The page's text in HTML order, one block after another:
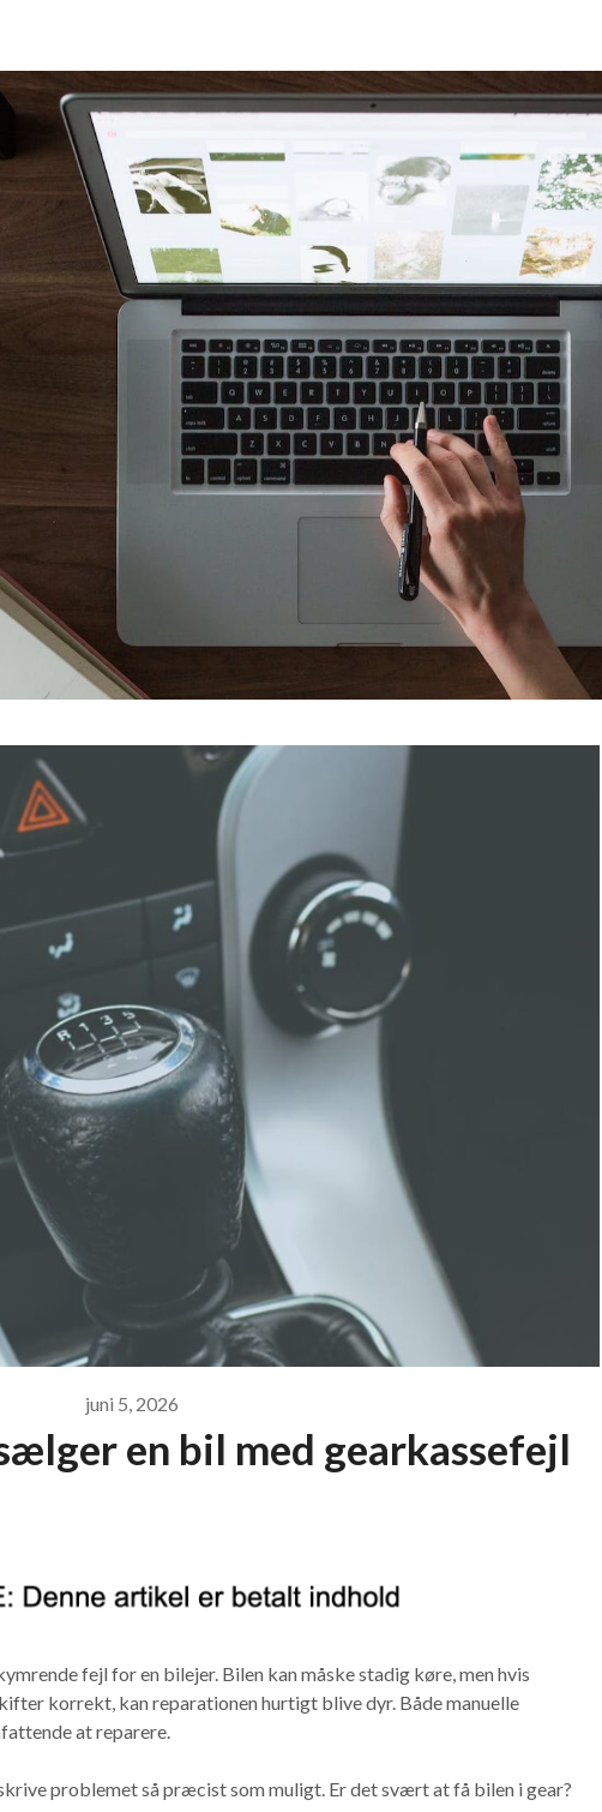
Shopsjaelland.dk
juni 5, 2026
en bil med gearkassefejl
fejl for en bilejer. Bilen kan måske stadig køre, men hvis
korrekt, kan reparationen hurtigt blive dyr. Både manuelle
at reparere.
problemet så præcist som muligt. Er det svært at få bilen i gear?